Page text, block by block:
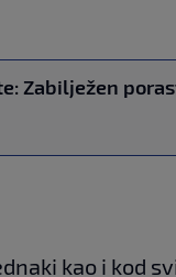
Zabilježen
kao i kod